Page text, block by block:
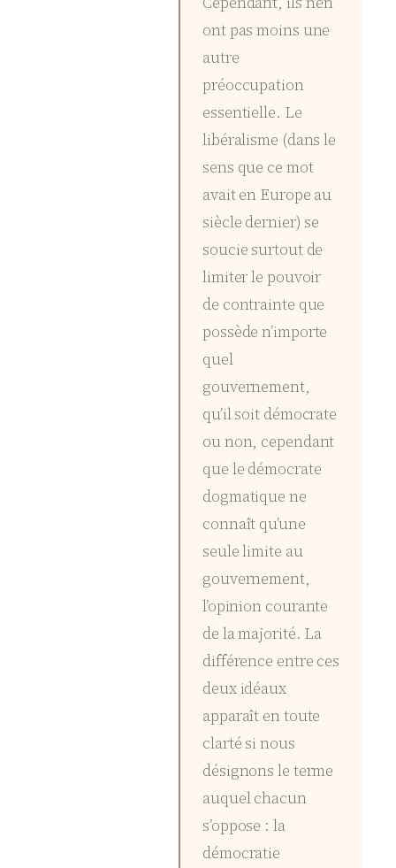
ont pas moins une
autre
préoccupation
essentielle. Le
libéralisme (dans le
sens que ce mot
avait en Europe au
siècle dernier) se
soucie surtout de
limiter le pouvoir
de contrainte que
possède n’importe
quel
gouvernement,
qu’il soit démocrate
ou non, cependant
que le démocrate
dogmatique ne
connaît qu’une
seule limite au
gouvernement,
l’opinion courante
de la majorité. La
différence entre ces
deux idéaux
apparaît en toute
clarté si nous
désignons le terme
auquel chacun
s’oppose : la
démocratie